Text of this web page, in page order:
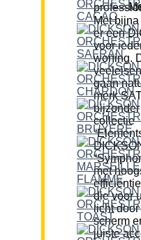
Mening van de
Met
er een
voor
woning.
gaan
merk
collectie
met
die voor
licht
scherm
juiste